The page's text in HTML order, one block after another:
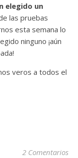
elegido un
las pruebas
esta semana lo
ninguno ¡aún
veros a todos el
2 Comentarios